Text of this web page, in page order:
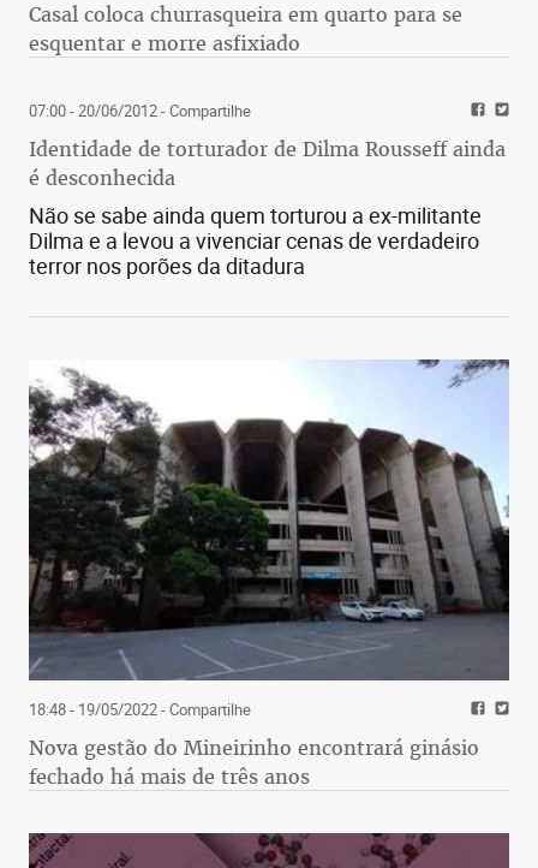
Casal coloca churrasqueira em quarto para se
esquentar e morre asfixiado
07:00 - 20/06/2012- Compartilhe
Identidade de torturador de Dilma Rousseff ainda
é desconhecida
Não se sabe ainda quem torturou a ex-militante
Dilma e a levou a vivenciar cenas de verdadeiro
terror nos porões da ditadura
18:48 - 19/05/2022- Compartilhe
Nova gestão do Mineirinho encontrará ginásio
fechado há mais de três anos